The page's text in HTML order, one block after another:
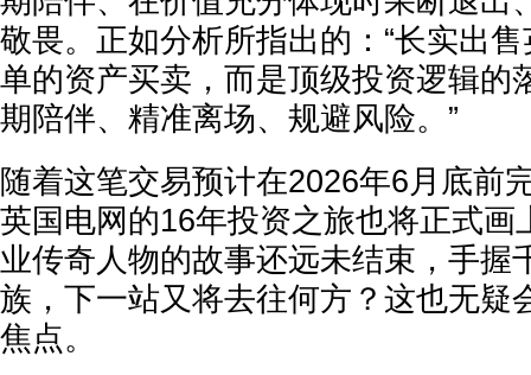
敬畏。正如分析所指出的：“长实出
单的资产买卖，而是顶级投资逻辑的
期陪伴、精准离场、规避风险。”
随着这笔交易预计在2026年6月底前
英国电网的16年投资之旅也将正式画
业传奇人物的故事还远未结束，手握
族，下一站又将去往何方？这也无疑
焦点。